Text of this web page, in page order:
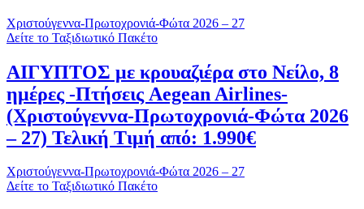
Χριστούγεννα-Πρωτοχρονιά-Φώτα 2026 – 27
Δείτε το Ταξιδιωτικό Πακέτο
ΑΙΓΥΠΤΟΣ με κρουαζιέρα στο Νείλο, 8
ημέρες -Πτήσεις Aegean Airlines-
(Χριστούγεννα-Πρωτοχρονιά-Φώτα 2026
– 27) Τελική Τιμή από: 1.990€
Χριστούγεννα-Πρωτοχρονιά-Φώτα 2026 – 27
Δείτε το Ταξιδιωτικό Πακέτο